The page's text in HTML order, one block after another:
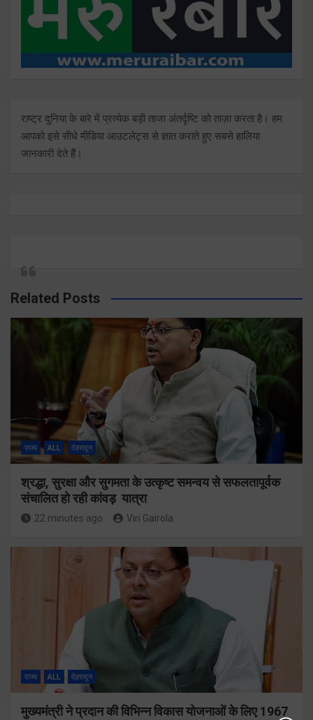
राष्ट्र दुनिया के बारे में प्रत्येक बड़ी ताजा अंतर्दृष्टि को ताज़ा करता है। हम
आपको इसे सीधे मीडिया आउटलेट्स से ज्ञात कराते हुए सबसे हालिया
जानकारी देते हैं।
Related Posts
राज्य ALL देहरादून
श्रद्धा, सुरक्षा और सुगमता के उत्कृष्ट समन्वय से सफलतापूर्वक
संचालित हो रही कांवड़ यात्रा
22 minutes ago Viri Gairola
राज्य ALL देहरादून
मुख्यमंत्री ने प्रदान की विभिन्न विकास योजनाओं के लिए 1967